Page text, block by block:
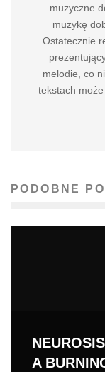
muzyczne
muzykę
Ostatecznie
melodie, co
tekstach
PODOBNE
A